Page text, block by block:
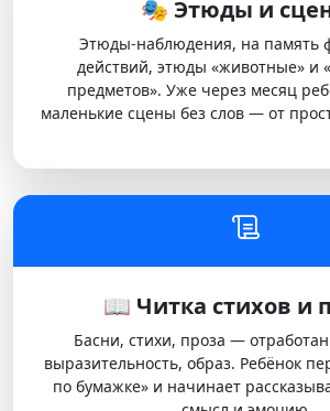
🎭 Этюды и
Этюды-наблюдения, на память
действий, этюды «животные» и
предметов». Уже через месяц
маленькие сцены без слов — от
📖 Читка стихов и
Басни, стихи, проза —
выразительность, образ. Ребёнок
по бумажке» и начинает